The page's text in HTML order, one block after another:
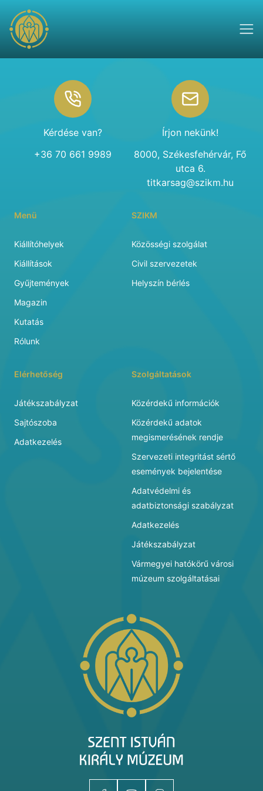
Kérdése van?
+36 70 661 9989
Írjon nekünk!
8000, Székesfehérvár, Fő
utca 6.
titkarsag@szikm.hu
Menü
Kiállítóhelyek
Kiállítások
Gyűjtemények
Magazin
Kutatás
Rólunk
SZIKM
Közösségi szolgálat
Civil szervezetek
Helyszín bérlés
Elérhetőség
Játékszabályzat
Sajtószoba
Adatkezelés
Szolgáltatások
Közérdekű információk
Közérdekű adatok
megismerésének rendje
Szervezeti integritást sértő
események bejelentése
Adatvédelmi és
adatbiztonsági szabályzat
Adatkezelés
Játékszabályzat
Vármegyei hatókörű városi
múzeum szolgáltatásai